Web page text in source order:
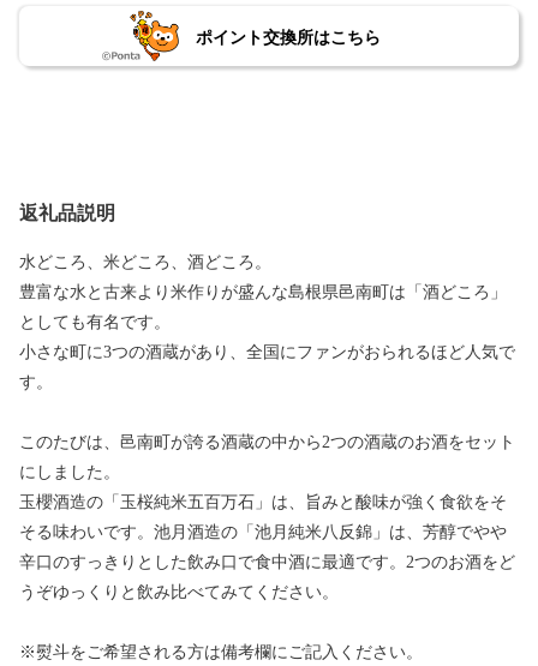
ポイント交換所はこちら
返礼品説明
水どころ、米どころ、酒どころ。
豊富な水と古来より米作りが盛んな島根県邑南町は「酒どころ」
としても有名です。
小さな町に3つの酒蔵があり、全国にファンがおられるほど人気で
す。
このたびは、邑南町が誇る酒蔵の中から2つの酒蔵のお酒をセット
にしました。
玉櫻酒造の「玉桜純米五百万石」は、旨みと酸味が強く食欲をそ
そる味わいです。池月酒造の「池月純米八反錦」は、芳醇でやや
辛口のすっきりとした飲み口で食中酒に最適です。2つのお酒をど
うぞゆっくりと飲み比べてみてください。
※熨斗をご希望される方は備考欄にご記入ください。